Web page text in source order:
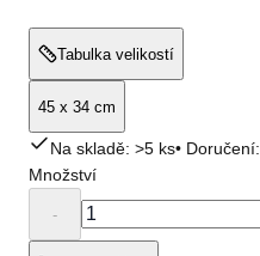
Tabulka velikostí
45 x 34 cm
Na skladě: >5 ks• Doručení:
Množství
-